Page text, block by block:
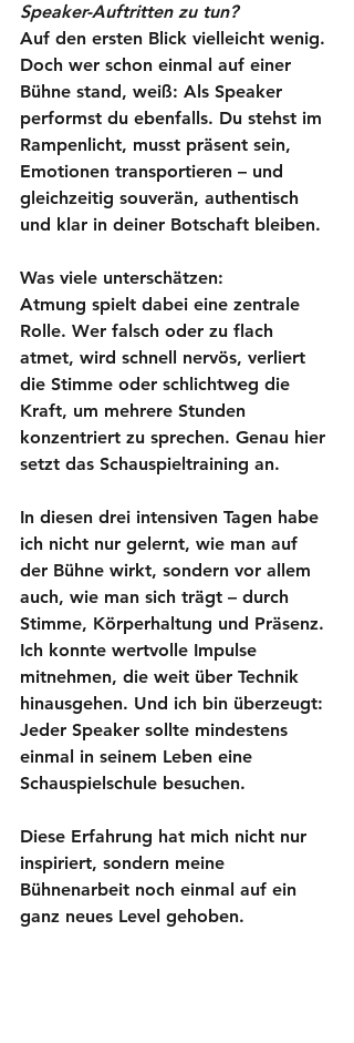
Speaker-Auftritten zu tun?
Auf den ersten Blick vielleicht wenig.
Doch wer schon einmal auf einer
Bühne stand, weiß: Als Speaker
performst du ebenfalls. Du stehst im
Rampenlicht, musst präsent sein,
Emotionen transportieren – und
gleichzeitig souverän, authentisch
und klar in deiner Botschaft bleiben.
Was viele unterschätzen:
Atmung spielt dabei eine zentrale
Rolle. Wer falsch oder zu flach
atmet, wird schnell nervös, verliert
die Stimme oder schlichtweg die
Kraft, um mehrere Stunden
konzentriert zu sprechen. Genau hier
setzt das Schauspieltraining an.
In diesen drei intensiven Tagen habe
ich nicht nur gelernt, wie man auf
der Bühne wirkt, sondern vor allem
auch, wie man sich trägt – durch
Stimme, Körperhaltung und Präsenz.
Ich konnte wertvolle Impulse
mitnehmen, die weit über Technik
hinausgehen. Und ich bin überzeugt:
Jeder Speaker sollte mindestens
einmal in seinem Leben eine
Schauspielschule besuchen.
Diese Erfahrung hat mich nicht nur
inspiriert, sondern meine
Bühnenarbeit noch einmal auf ein
ganz neues Level gehoben.